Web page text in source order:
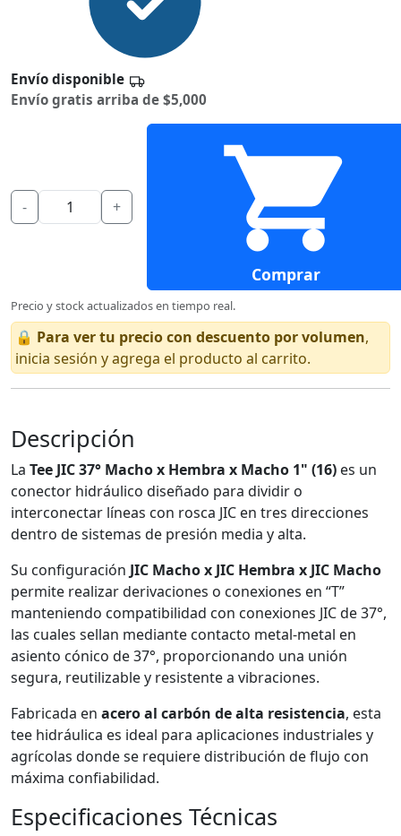
Envío disponible
Envío gratis arriba de $5,000
- +
Comprar
Precio y stock actualizados en tiempo real.
🔒 Para ver tu precio con descuento por volumen,
inicia sesión y agrega el producto al carrito.
Descripción
La Tee JIC 37° Macho x Hembra x Macho 1" (16) es un
conector hidráulico diseñado para dividir o
interconectar líneas con rosca JIC en tres direcciones
dentro de sistemas de presión media y alta.
Su configuración JIC Macho x JIC Hembra x JIC Macho
permite realizar derivaciones o conexiones en “T”
manteniendo compatibilidad con conexiones JIC de 37°,
las cuales sellan mediante contacto metal-metal en
asiento cónico de 37°, proporcionando una unión
segura, reutilizable y resistente a vibraciones.
Fabricada en acero al carbón de alta resistencia, esta
tee hidráulica es ideal para aplicaciones industriales y
agrícolas donde se requiere distribución de flujo con
máxima confiabilidad.
Especificaciones Técnicas